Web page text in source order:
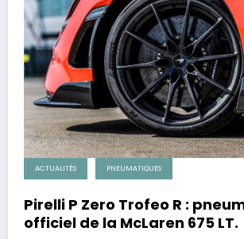
ACTUALITÉS PNEUMATIQUES
Pirelli P Zero Trofeo R :
officiel de la McLaren 675 LT.